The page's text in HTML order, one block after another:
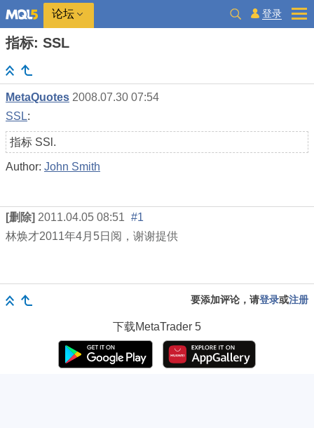
论坛 登录
指标: SSL
MetaQuotes 2008.07.30 07:54
SSL:
指标 SSl.
Author: John Smith
[删除] 2011.04.05 08:51 #1
林焕才2011年4月 5日阅，谢谢提供
要添加评论，请登录或注册
下载MetaTrader 5